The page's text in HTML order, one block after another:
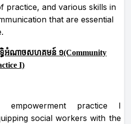
practice, and various skills in
that are essential
សិទ្ធិអំណាចសហគមន៍ ១(Community
I)
empowerment practice I
social workers with the